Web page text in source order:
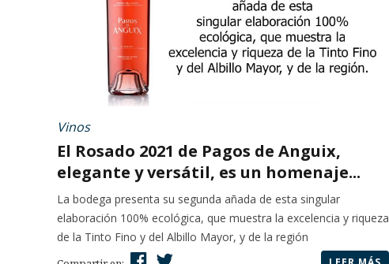
Vinos
El Rosado 2021 de Pagos de Anguix,
elegante y versátil, es un homenaje...
La bodega presenta su segunda añada de esta singular
elaboración 100% ecológica, que muestra la excelencia y riqueza
de la Tinto Fino y del Albillo Mayor, y de la región